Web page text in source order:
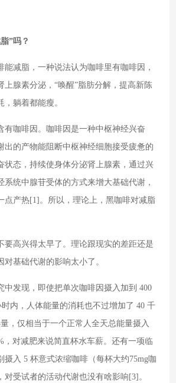
”吗？
能减脂，一种说法认为咖啡里有咖啡因，
上腺素分泌，“唤醒”脂肪分解，提高新陈
躺着都能瘦。
有咖啡因。咖啡因是一种中枢神经兴奋
出的产物能阻断中枢神经细胞接受疲惫的
状态，持续使身体分泌肾上腺素，通过兴
系统中腺苷受体的方式来增大基础代谢，
点产热[1]。所以，理论上，黑咖啡对减脂
要高兴得太早了。理论跟现实的差距还是
基础代谢的影响太小了。
中发现，即使把单次咖啡因摄入加到 400
内，人体能量的消耗也不过增加了 40 千
，仅相当于一个正常人全天总能量摄入
，对减肥来说简直杯水车薪。还有一项临
摄入 5 杯意式浓缩咖啡（每杯大约75mg咖
对受试者的活动代谢也没有啥影响[3]。